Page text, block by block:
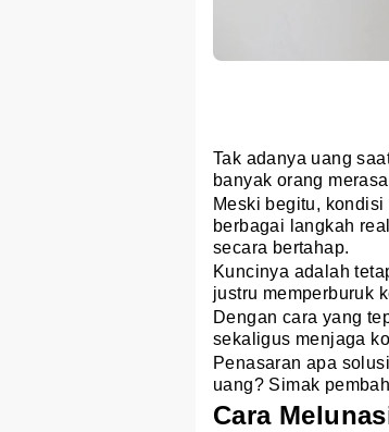
Tak adanya uang
banyak orang
Meski begitu,
berbagai langkah
secara bertahap.
Kuncinya adalah
justru memperburuk
Dengan cara yang
sekaligus menjaga
Penasaran apa
uang? Simak
Cara